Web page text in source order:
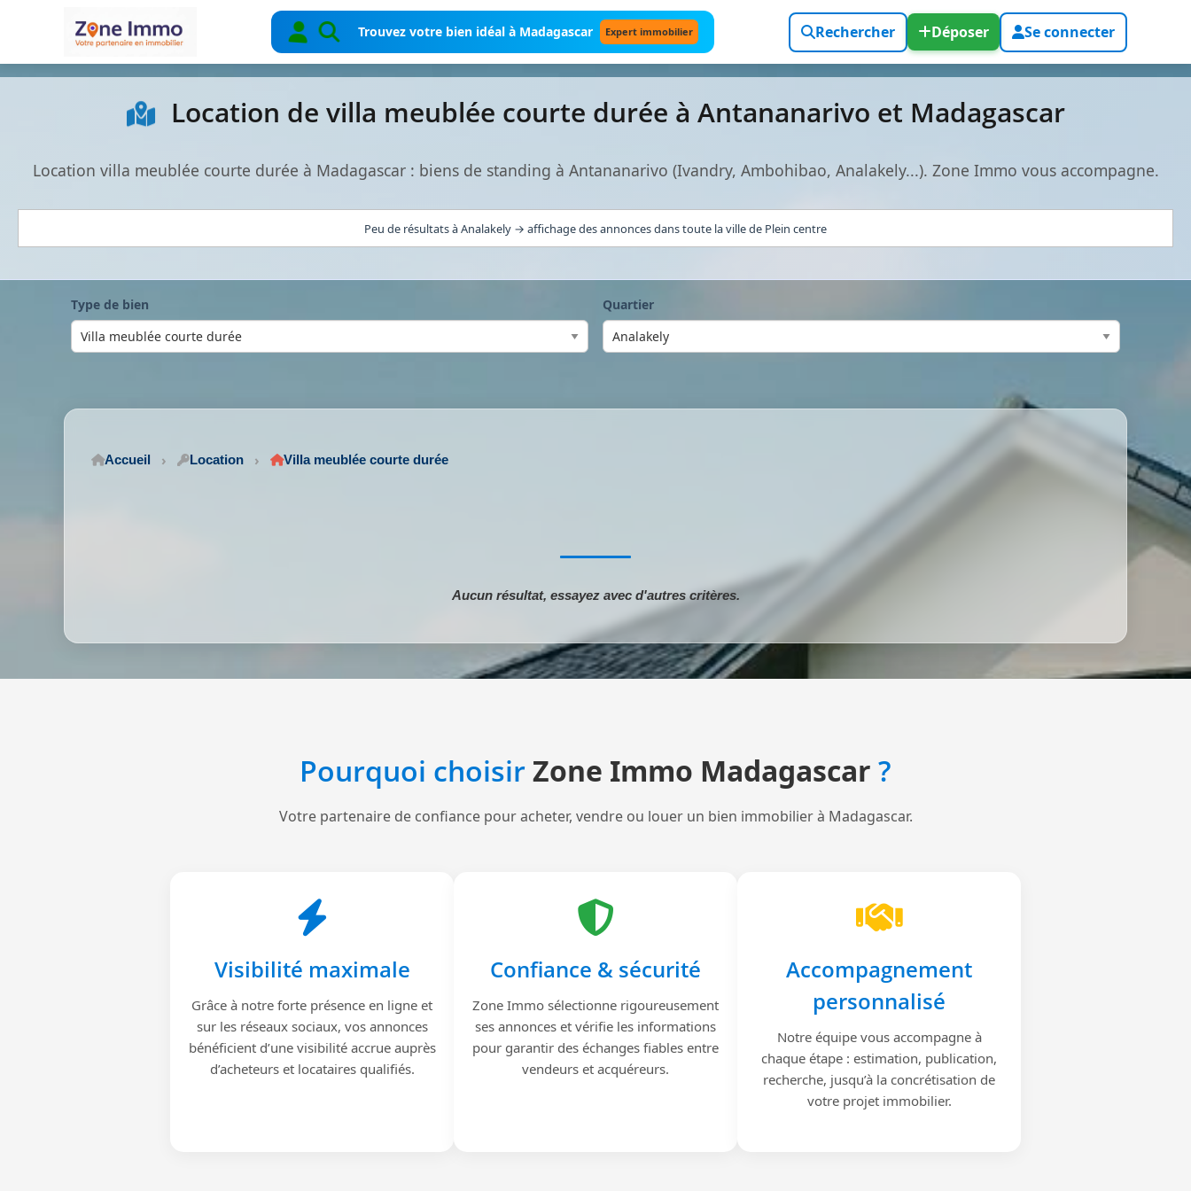
Trouvez votre bien idéal à Madagascar Expert immobilier Rechercher Déposer Se connecter
Location de villa meublée courte durée à Antananarivo et Madagascar
Location villa meublée courte durée à Madagascar : biens de standing à Antananarivo (Ivandry, Ambohibao, Analakely...). Zone Immo vous accompagne.
Peu de résultats à Analakely → affichage des annonces dans toute la ville de Plein centre
Type de bien Quartier
Accueil Location Villa meublée courte durée
Aucun résultat, essayez avec d'autres critères.
Pourquoi choisirZone Immo Madagascar ?
Votre partenaire de confiance pour acheter, vendre ou louer un bien immobilier à Madagascar.
Visibilité maximale
Grâce à notre forte présence en ligne et
sur les réseaux sociaux, vos annonces
bénéficient d’une visibilité accrue auprès
d’acheteurs et locataires qualifiés.
Confiance & sécurité
Zone Immo sélectionne rigoureusement
ses annonces et vérifie les informations
pour garantir des échanges fiables entre
vendeurs et acquéreurs.
Accompagnement
personnalisé
Notre équipe vous accompagne à
chaque étape : estimation, publication,
recherche, jusqu’à la concrétisation de
votre projet immobilier.